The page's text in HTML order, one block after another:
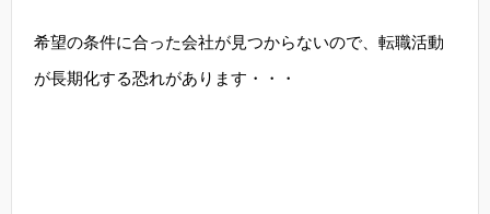
希望の条件に合った会社が見つからないので、転職活動
が長期化する恐れがあります・・・